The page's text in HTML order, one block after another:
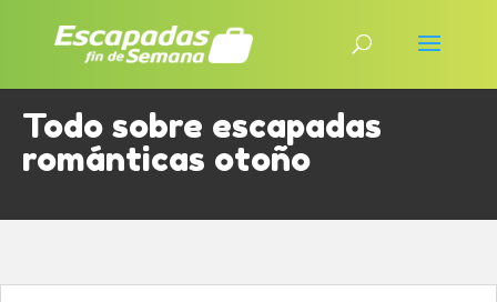
Todo sobre escapadas
románticas otoño